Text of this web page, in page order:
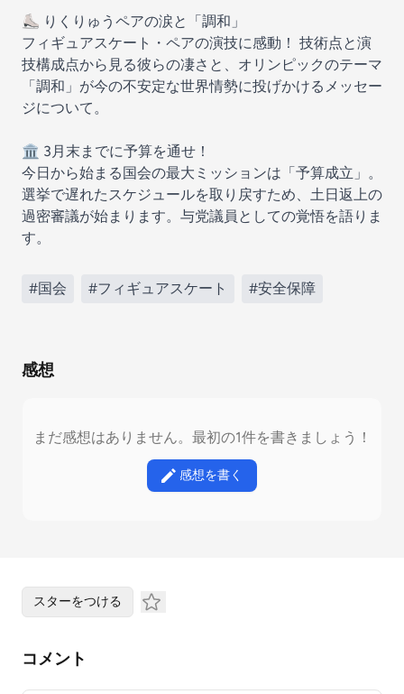
⛸️ りくりゅうペアの涙と「調和」
フィギュアスケート・ペアの演技に感動！ 技術点と演
技構成点から見る彼らの凄さと、オリンピックのテーマ
「調和」が今の不安定な世界情勢に投げかけるメッセー
ジについて。
🏛️ 3月末までに予算を通せ！
今日から始まる国会の最大ミッションは「予算成立」。
選挙で遅れたスケジュールを取り戻すため、土日返上の
過密審議が始まります。与党議員としての覚悟を語りま
す。
#国会 #フィギュアスケート #安全保障
感想
まだ感想はありません。最初の1件を書きましょう！
感想を書く
スターをつける
コメント